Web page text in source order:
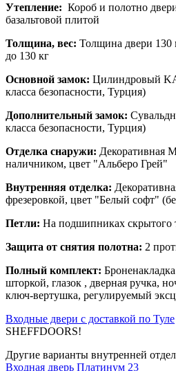
Утепление: Короб и полотно
базальтовой плитой
Толщина, вес: Толщина двери
до 130 кг
Основной замок: Цилиндровый
класса безопасности, Турция)
Дополнительный замок:
класса безопасности, Турция)
Отделка снаружи: Декоративная
наличником, цвет "Альберо Грей"
Внутренняя отделка:
фрезеровкой, цвет "Белый софт"
Петли: На подшипниках скрытого
Защита от снятия полотна: 2
Полный комплект:
шторкой, глазок , дверная ручка,
ключ-вертушка, регулируемый
Входные двери с доставкой по Туле
SHEFFDOORS!
Другие варианты внутренней
Входная дверь Платинум 23